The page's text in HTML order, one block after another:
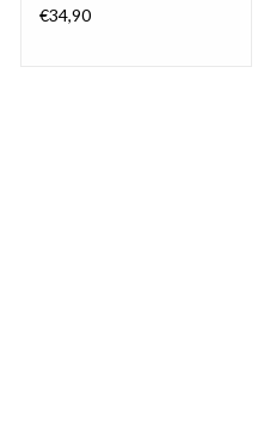
€34,90